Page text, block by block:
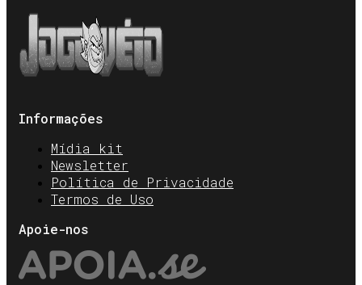
Informações
Mídia kit
Newsletter
Política de Privacidade
Termos de Uso
Apoie-nos